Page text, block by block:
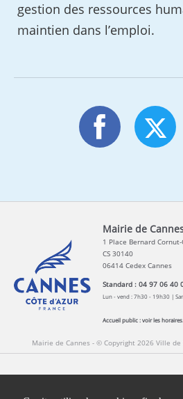
gestion des ressources
maintien dans l’emploi.
Mairie de
1 Place Bernard
CS 30140
06414 Cedex Cannes
Standard : 04 97 06 40
Lun - vend : 7h30 - 19h30 |
Accueil public :voir les
Mairie de Cannes - © Copyright 2026 Ville